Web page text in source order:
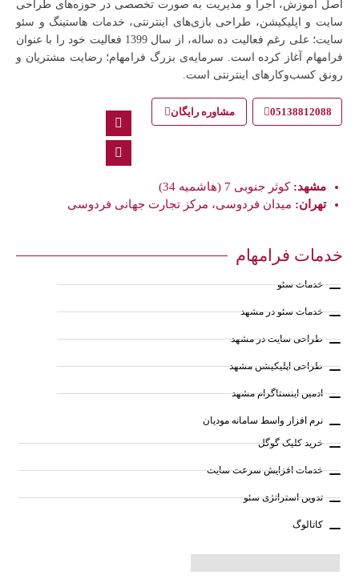
اصل آموزش، اجرا و مدیریت به صورت تخصصی در حوزه‌های طراحی
سایت و اپلیکیشن، طراحی بازی‌های اینترنتی، خدمات هاستینگ و سئو
سایت؛ علی رغم فعالیت ده ساله، از سال 1399 فعالیت خود را با عنوان
فرامهام آغاز کرده است. سرمایه‌ی بزرگ فرامهام؛ رضایت مشتریان و
رونق کسب‌وکارهای اینترنتی است.
05138812088 مشاوره رایگان
مشهد: کوثر جنوبی 7 (هاشمیه 34)
تهران: میدان فردوسی، مرکز تجارت جهانی فردوسی
خدمات فرامهام
خدمات سئو
خدمات سئو در مشهد
طراحی سایت در مشهد
طراحی اپلیکیشن مشهد
ادمین اینستاگرام مشهد
نرم افزار واسط سامانه مودیان
خرید کلیک گوگل
خدمات افزایش سرعت سایت
تدوین استراتژی سئو
کاتالوگ